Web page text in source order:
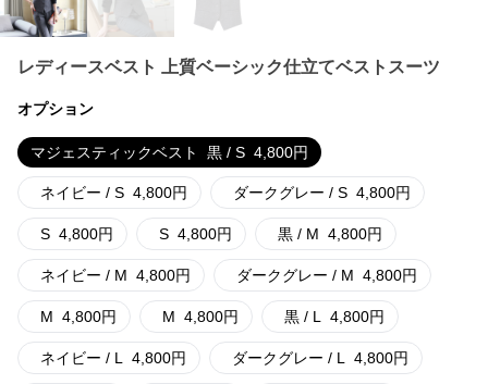
レディースベスト 上質ベーシック仕立てベストスーツ
オプション
マジェスティックベスト 黒 / S 4,800円
ネイビー / S 4,800円 ダークグレー / S 4,800円
S 4,800円 S 4,800円 黒 / M 4,800円
ネイビー / M 4,800円 ダークグレー / M 4,800円
M 4,800円 M 4,800円 黒 / L 4,800円
ネイビー / L 4,800円 ダークグレー / L 4,800円